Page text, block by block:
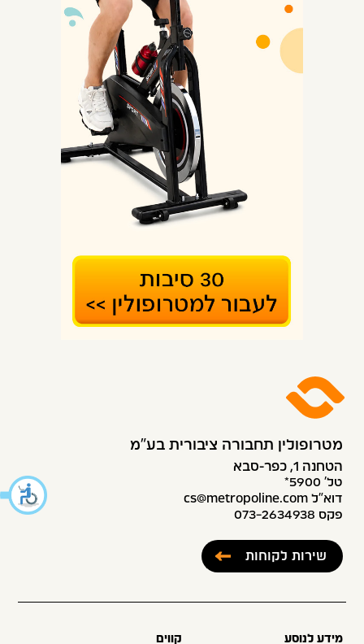
מטרופולין תחבורה ציבורית בע״מ
הטחנה 1, כפר-סבא
טל׳ 5900*
דוא”ל cs@metropoline.com
פקס 073-2634938
שירות לקוחות
מידע לנוסע קווים